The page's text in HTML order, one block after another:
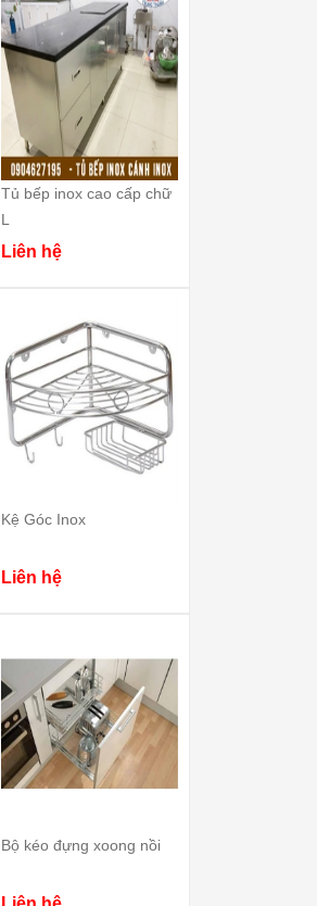
Tủ bếp inox cao cấp chữ
L
Liên hệ
Kệ Góc Inox
Liên hệ
Bộ kéo đựng xoong nồi